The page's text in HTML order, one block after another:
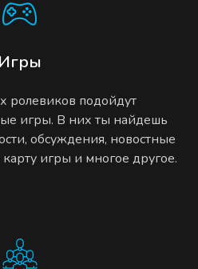
Игры
ролевиков подойдут
игры. В них ты найдешь
обсуждения, новостные
игры и многое другое.